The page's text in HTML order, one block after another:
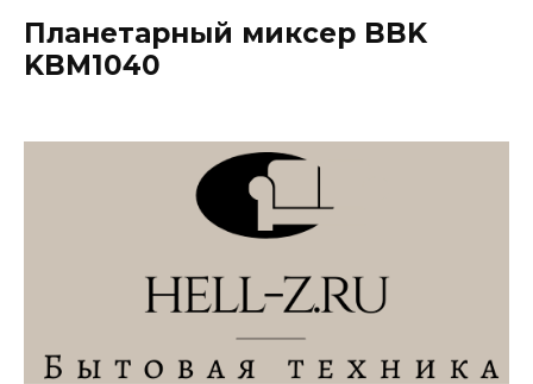
Планетарный миксер BBK
KBM1040